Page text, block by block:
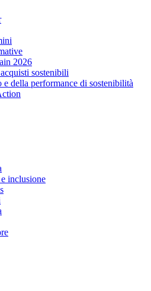
2026
sostenibili
della performance di sostenibilità
inclusione